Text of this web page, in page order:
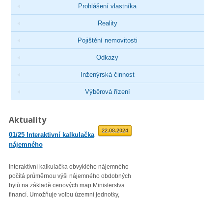
Prohlášení vlastníka
Reality
Pojištění nemovitosti
Odkazy
Inženýrská činnost
Výběrová řízení
Aktuality
01/25 Interaktivní kalkulačka
nájemného
01.09.2025
Interaktivní kalkulačka obvyklého nájemného
počítá průměrnou výši nájemného obdobných
bytů na základě cenových map Ministerstva
financí. Umožňuje volbu územní jednotky,
22.08.2024
02/23 Zveřejnění průměrné